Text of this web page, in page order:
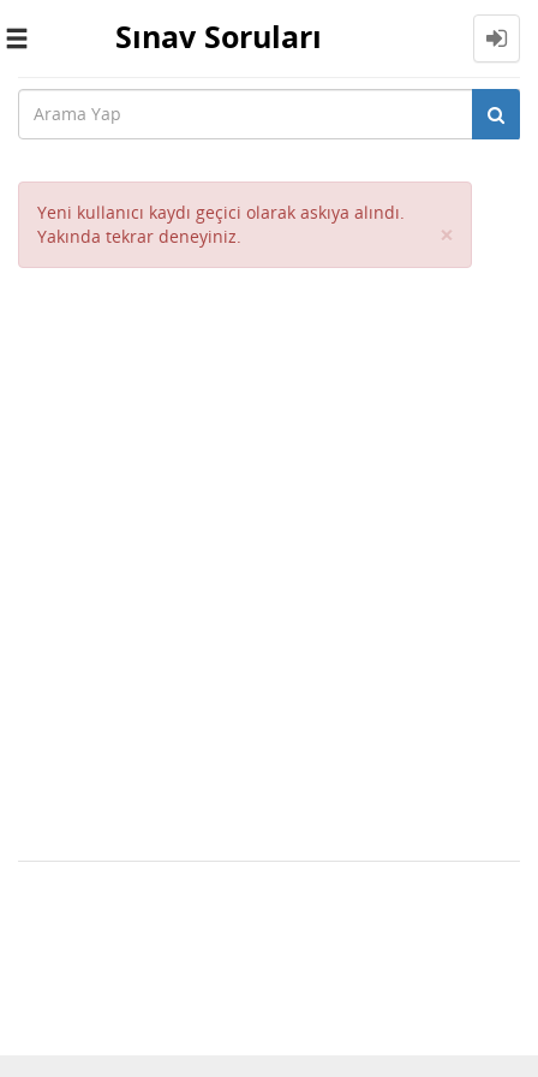
Toggle
Sınav Soruları
Yeni kullanıcı kaydı geçici olarak askıya alındı.
Yakında tekrar deneyiniz.
×